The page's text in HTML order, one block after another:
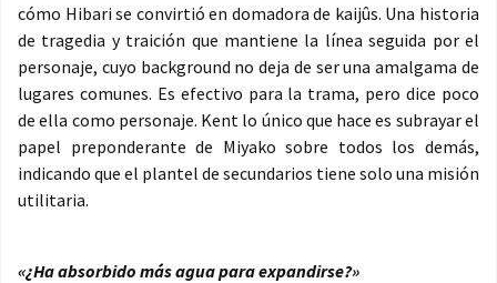
cómo Hibari se convirtió en domadora de kaijûs. Una historia
de tragedia y traición que mantiene la línea seguida por el
personaje, cuyo background no deja de ser una amalgama de
lugares comunes. Es efectivo para la trama, pero dice poco
de ella como personaje. Kent lo único que hace es subrayar el
papel preponderante de Miyako sobre todos los demás,
indicando que el plantel de secundarios tiene solo una misión
utilitaria.
«¿Ha absorbido más agua para expandirse?»